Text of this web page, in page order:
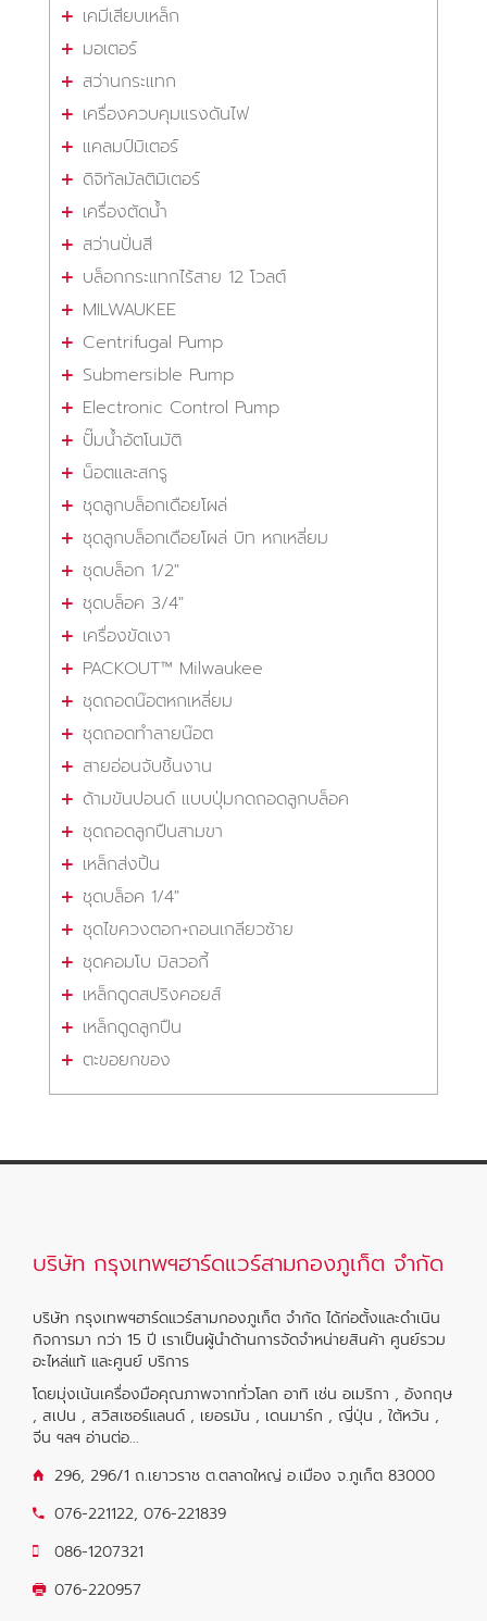
เคมีเสียบเหล็ก
มอเตอร์
สว่านกระแทก
เครื่องควบคุมแรงดันไฟ
แคลมป์มิเตอร์
ดิจิทัลมัลติมิเตอร์
เครื่องตัดน้ำ
สว่านปั่นสี
บล็อกกระแทกไร้สาย 12 โวลต์
MILWAUKEE
Centrifugal Pump
Submersible Pump
Electronic Control Pump
ปั๊มน้ำอัตโนมัติ
น็อตและสกรู
ชุดลูกบล็อกเดือยโผล่
ชุดลูกบล็อกเดือยโผล่ บิท หกเหลี่ยม
ชุดบล็อก 1/2"
ชุดบล็อค 3/4"
เครื่องขัดเงา
PACKOUT™ Milwaukee
ชุดถอดน๊อตหกเหลี่ยม
ชุดถอดทำลายน๊อต
สายอ่อนจับชิ้นงาน
ด้ามขันปอนด์ แบบปุ่มกดถอดลูกบล็อค
ชุดถอดลูกปืนสามขา
เหล็กส่งปิ้น
ชุดบล็อค 1/4"
ชุดไขควงตอก+ถอนเกลียวซ้าย
ชุดคอมโบ มิลวอกี้
เหล็กดูดสปริงคอยส์
เหล็กดูดลูกปืน
ตะขอยกของ
บริษัท กรุงเทพฯฮาร์ดแวร์สามกองภูเก็ต จำกัด
บริษัท กรุงเทพฯฮาร์ดแวร์สามกองภูเก็ต จำกัด ได้ก่อตั้งและดำเนิน
กิจการมา กว่า 15 ปี เราเป็นผู้นำด้านการจัดจำหน่ายสินค้า ศูนย์รวม
อะไหล่แท้ และศูนย์ บริการ
โดยมุ่งเน้นเครื่องมือคุณภาพจากทั่วโลก อาทิ เช่น อเมริกา , อังกฤษ
, สเปน , สวิสเซอร์แลนด์ , เยอรมัน , เดนมาร์ก , ญี่ปุ่น , ใต้หวัน ,
จีน ฯลฯ อ่านต่อ...
296, 296/1 ถ.เยาวราช ต.ตลาดใหญ่ อ.เมือง จ.ภูเก็ต 83000
076-221122, 076-221839
086-1207321
076-220957